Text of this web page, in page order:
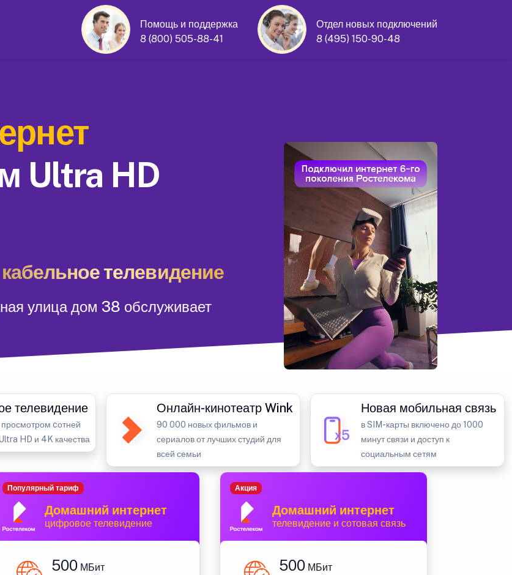
Помощь и поддержка
8 (800) 505-88-41
Отдел новых подключений
8 (495) 150-90-48
Ultra HD
телевидение
улица дом 38 обслуживает
телевидение
cотней
HD и 4K качества
Онлайн-кинотеатр Wink
90 000 новых фильмов и
сериалов от лучших студий для
всей семьи
Новая мобильная связь
в SIM-карты включено до 1000
минут связи и доступ к
социальным сетям
Домашний интернет
цифровое телевидение
Популярный тариф
500 МБит
Домашний интернет
телевидение и сотовая связь
Акция
500 МБит